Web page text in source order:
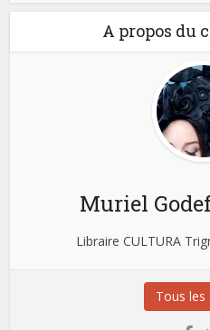
A propos du
Muriel
Libraire CULTURA
Tous les